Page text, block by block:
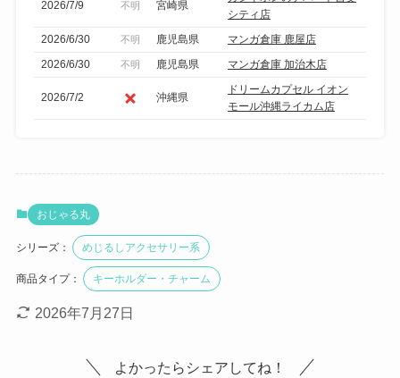
2026/7/9 不明 宮崎県
シティ店
2026/6/30
不明 鹿児島県
マンガ倉庫 鹿屋店
2026/6/30
不明 鹿児島県 マンガ倉庫 加治木店
2026/7/2 沖縄県
ドリームカプセル イオン
モール沖縄ライカム店
おじゃる丸
シリーズ： めじるしアクセサリー系
商品タイプ： キーホルダー・チャーム
2026年7月27日
よかったらシェアしてね！